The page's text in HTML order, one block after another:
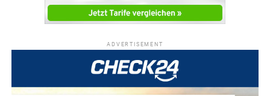
ADVERTISEMENT